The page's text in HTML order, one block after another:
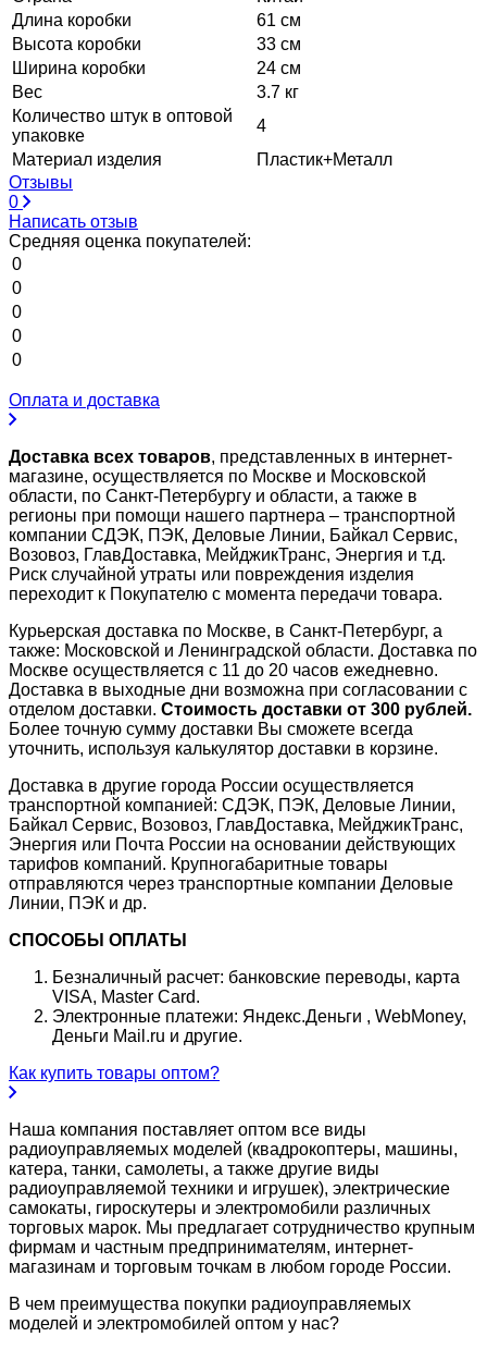
Длина коробки
61 см
Высота коробки
33 см
Ширина коробки
24 см
Вес
3.7 кг
Количество штук в оптовой
упаковке
4
Материал изделия
Пластик+Металл
Отзывы
0
Написать отзыв
Средняя оценка покупателей:
0
0
0
0
0
Оплата и доставка
Доставка всех товаров, представленных в интернет-
магазине, осуществляется по Москве и Московской
области, по Санкт-Петербургу и области, а также в
регионы при помощи нашего партнера – транспортной
компании СДЭК, ПЭК, Деловые Линии, Байкал Сервис,
Возовоз, ГлавДоставка, МейджикТранс, Энергия и т.д.
Риск случайной утраты или повреждения изделия
переходит к Покупателю с момента передачи товара.
Курьерская доставка по Москве, в Санкт-Петербург, а
также: Московской и Ленинградской области. Доставка по
Москве осуществляется с 11 до 20 часов ежедневно.
Доставка в выходные дни возможна при согласовании с
отделом доставки. Стоимость доставки от 300 рублей.
Более точную сумму доставки Вы сможете всегда
уточнить, используя калькулятор доставки в корзине.
Доставка в другие города России осуществляется
транспортной компанией: СДЭК, ПЭК, Деловые Линии,
Байкал Сервис, Возовоз, ГлавДоставка, МейджикТранс,
Энергия или Почта России на основании действующих
тарифов компаний. Крупногабаритные товары
отправляются через транспортные компании Деловые
Линии, ПЭК и др.
СПОСОБЫ ОПЛАТЫ
Безналичный расчет: банковские переводы, карта
VISA, Master Card.
Электронные платежи: Яндекс.Деньги , WebMoney,
Деньги Mail.ru и другие.
Как купить товары оптом?
Наша компания поставляет оптом все виды
радиоуправляемых моделей (квадрокоптеры, машины,
катера, танки, самолеты, а также другие виды
радиоуправляемой техники и игрушек), электрические
самокаты, гироскутеры и электромобили различных
торговых марок. Мы предлагает сотрудничество крупным
фирмам и частным предпринимателям, интернет-
магазинам и торговым точкам в любом городе России.
В чем преимущества покупки радиоуправляемых
моделей и электромобилей оптом у нас?